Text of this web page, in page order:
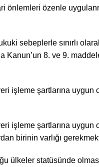
özenle
sebeplerle sınırlı
8. ve 9.
işleme şartlarına uygun
işleme şartlarına
birinin varlığı
ülkeler statüsünde